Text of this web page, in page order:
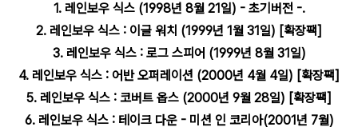
1. 레인보우 식스 (1998년 8월 21일) - 초기버전 -.
2. 레인보우 식스 : 이글 워치 (1999년 1월 31일) [확장팩]
3. 레인보우 식스 : 로그 스피어 (1999년 8월 31일)
4. 레인보우 식스 : 어반 오퍼레이션 (2000년 4월 4일) [확장팩]
5. 레인보우 식스 : 코버트 옵스 (2000년 9월 28일) [확장팩]
6. 레인보우 식스 : 테이크 다운 - 미션 인 코리아(2001년 7월)